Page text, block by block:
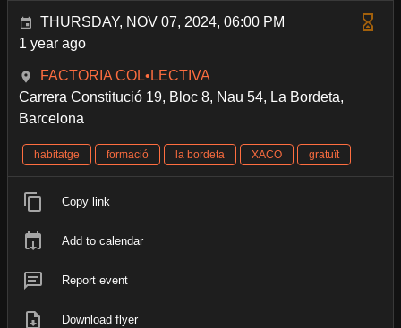
THURSDAY, NOV 07, 2024, 06:00 PM
1 year ago
FACTORIA COL•LECTIVA
Carrera Constitució 19, Bloc 8, Nau 54, La Bordeta,
Barcelona
habitatge formació la bordeta XACO gratuït
Copy link
Add to calendar
Report event
Download flyer